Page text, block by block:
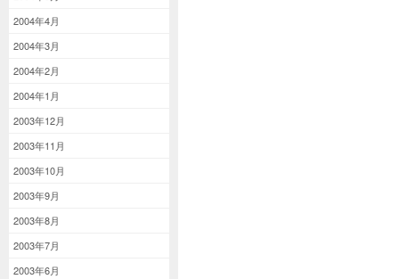
2004年4月
2004年3月
2004年2月
2004年1月
2003年12月
2003年11月
2003年10月
2003年9月
2003年8月
2003年7月
2003年6月